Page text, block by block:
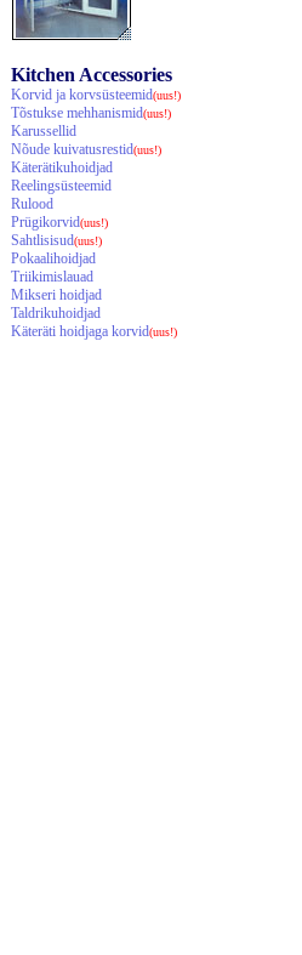
Kitchen Accessories
Korvid ja korvsüsteemid(uus!)
Tõstukse mehhanismid(uus!)
Karussellid
Nõude kuivatusrestid(uus!)
Käterätikuhoidjad
Reelingsüsteemid
Rulood
Prügikorvid(uus!)
Sahtlisisud(uus!)
Pokaalihoidjad
Triikimislauad
Mikseri hoidjad
Taldrikuhoidjad
Käteräti hoidjaga korvid(uus!)